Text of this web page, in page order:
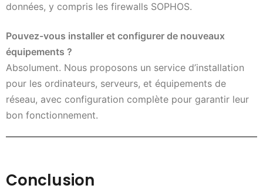
données, y compris les firewalls SOPHOS.
Pouvez-vous installer et configurer de nouveaux
équipements ?
Absolument. Nous proposons un service d’installation
pour les ordinateurs, serveurs, et équipements de
réseau, avec configuration complète pour garantir leur
bon fonctionnement.
Conclusion